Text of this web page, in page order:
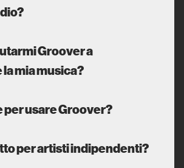
Groover a
mia musica?
per usare Groover?
per artisti indipendenti?